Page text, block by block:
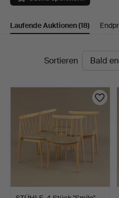
bei
Auktionsverk
Laufende Auktionen(18)
LaufendeSortieren